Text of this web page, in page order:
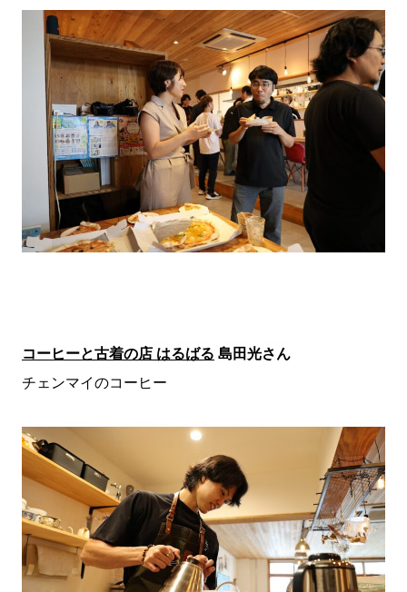
コーヒーと古着の店 はるばる 島田光さん
チェンマイのコーヒー